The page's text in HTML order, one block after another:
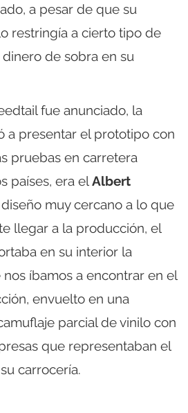
a pesar de que su
restringía a cierto tipo de
de sobra en su
fue anunciado, la
a presentar el prototipo con
pruebas en carretera
países, era elAlbert
muy cercano a lo que
llegar a la producción, el
en su interior la
íbamos a encontrar en el
envuelto en una
parcial de vinilo con
que representaban el
carrocería.